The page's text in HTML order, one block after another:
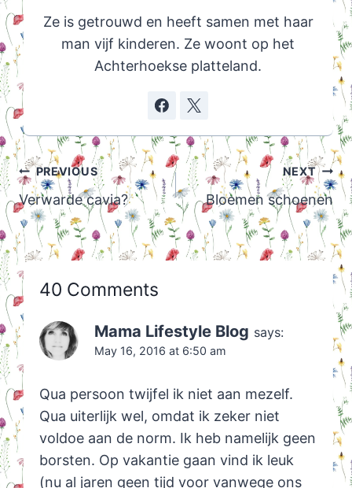
Ze is getrouwd en heeft samen met haar
man vijf kinderen. Ze woont op het
Achterhoekse platteland.
Post
navigation
PREVIOUS
Verwarde cavia?
NEXT
Bloemen schoenen
40 Comments
Mama Lifestyle Blog says:
May 16, 2016 at 6:50 am
Qua persoon twijfel ik niet aan mezelf.
Qua uiterlijk wel, omdat ik zeker niet
voldoe aan de norm. Ik heb namelijk geen
borsten. Op vakantie gaan vind ik leuk
(nu al jaren geen tijd voor vanwege ons